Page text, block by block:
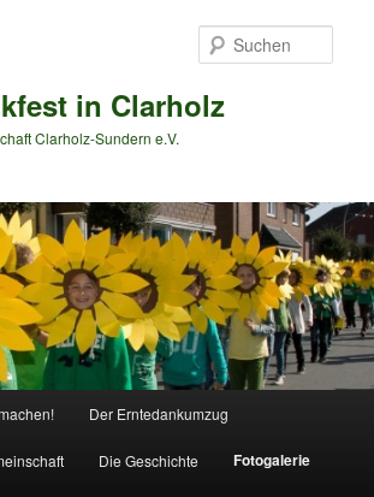
in Clarholz
Clarholz-Sundern e.V.
Der Erntedankumzug
Die Geschichte Fotogalerie